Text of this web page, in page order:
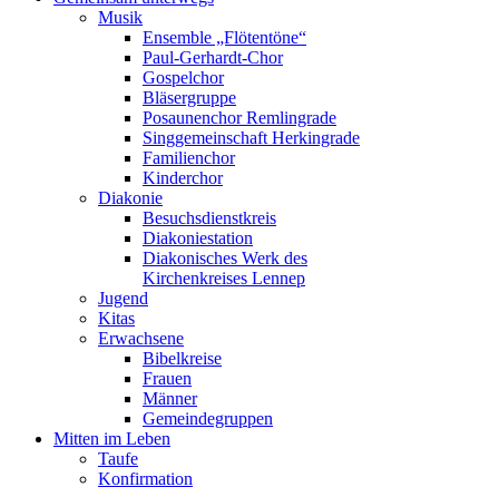
Musik
Ensemble „Flötentöne“
Paul-Gerhardt-Chor
Gospelchor
Bläsergruppe
Posaunenchor Remlingrade
Singgemeinschaft Herkingrade
Familienchor
Kinderchor
Diakonie
Besuchsdienstkreis
Diakoniestation
Diakonisches Werk des
Kirchenkreises Lennep
Jugend
Kitas
Erwachsene
Bibelkreise
Frauen
Männer
Gemeindegruppen
Mitten im Leben
Taufe
Konfirmation